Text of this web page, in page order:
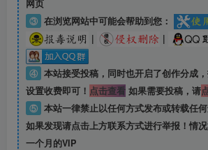
网页
③ 在浏览网站中可能会帮助到您：
|
|
④ 本站接受投稿，同时也开启了创作分成
设置收费即可！ 点击查看如果需要投稿，请
⑤ 本站一律禁止以任何方式发布或转载任
如果发现请点击上方联系方式进行举报！情
一个月的VIP